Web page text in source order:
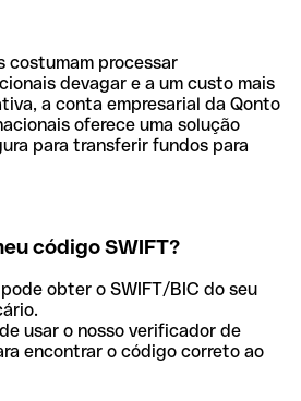
costumam processar
devagar e a um custo mais
a conta empresarial da Qonto
oferece uma solução
para transferir fundos para
código SWIFT?
obter o SWIFT/BIC do seu
usar o nosso verificador de
encontrar o código correto ao